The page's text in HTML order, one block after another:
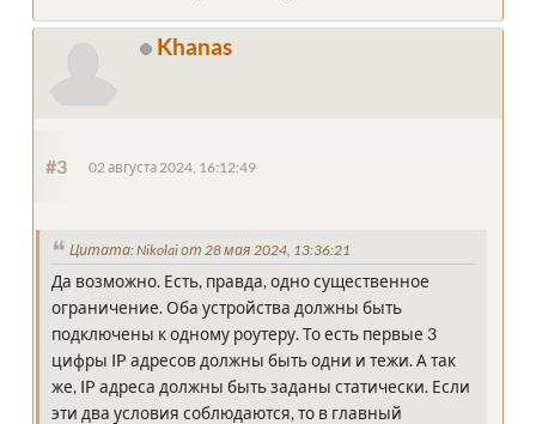
Khanas
#3 02 августа 2024, 16:12:49
Цитата: Nikolai от 28 мая 2024, 13:36:21
Да возможно. Есть, правда, одно существенное
ограничение. Оба устройства должны быть
подключены к одному роутеру. То есть первые 3
цифры IP адресов должны быть одни и тежи. А так
же, IP адреса должны быть заданы статически. Если
эти два условия соблюдаются, то в главный